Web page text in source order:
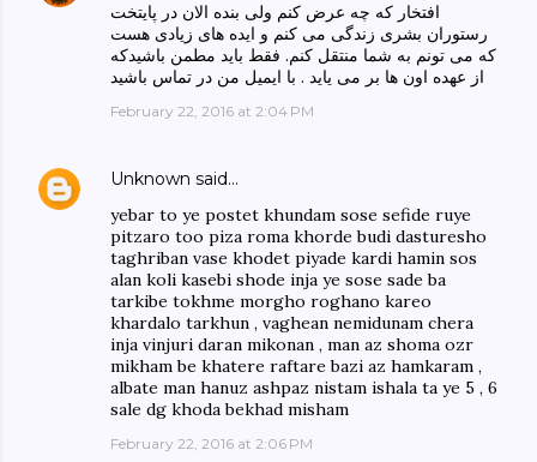
افتخار که چه عرض کنم ولی بنده الان در پایتخت
رستوران بشری زندگی می کنم و ایده های زیادی هست
که می تونم به شما منتقل کنم. فقط باید مطمن باشیدکه
از عهده اون ها بر می یاید . با ایمیل من در تماس باشید
February 22, 2016 at 2:04 PM
Unknown said…
yebar to ye postet khundam sose sefide ruye
pitzaro too piza roma khorde budi dasturesho
taghriban vase khodet piyade kardi hamin sos
alan koli kasebi shode inja ye sose sade ba
tarkibe tokhme morgho roghano kareo
khardalo tarkhun , vaghean nemidunam chera
inja vinjuri daran mikonan , man az shoma ozr
mikham be khatere raftare bazi az hamkaram ,
albate man hanuz ashpaz nistam ishala ta ye 5 , 6
sale dg khoda bekhad misham
February 22, 2016 at 2:06 PM